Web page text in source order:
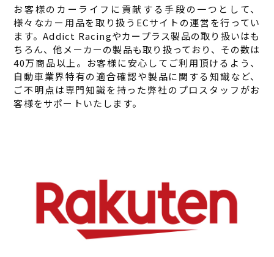
お客様のカーライフに貢献する手段の一つとして、
様々なカー用品を取り扱うECサイトの運営を行ってい
ます。Addict Racingやカープラス製品の取り扱いはも
ちろん、他メーカーの製品も取り扱っており、その数は
40万商品以上。お客様に安心してご利用頂けるよう、
自動車業界特有の適合確認や製品に関する知識など、
ご不明点は専門知識を持った弊社のプロスタッフがお
客様をサポートいたします。